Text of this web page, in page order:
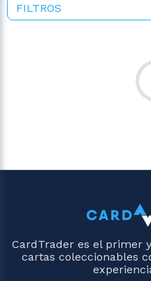
FILTROS
CardTrader es el primer
cartas coleccionables